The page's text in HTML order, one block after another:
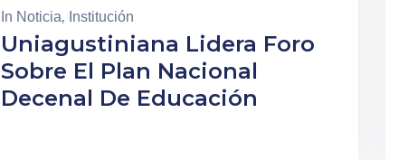
In Noticia‚ Institución
Uniagustiniana Lidera Foro
Sobre El Plan Nacional
Decenal De Educación